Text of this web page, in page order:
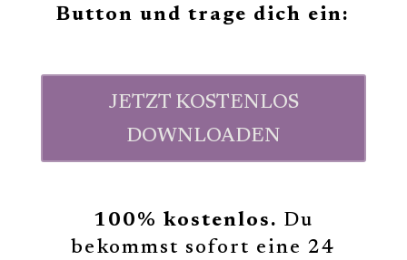
Button und trage dich ein:
JETZT KOSTENLOS
DOWNLOADEN
100% kostenlos. Du
bekommst sofort eine 24